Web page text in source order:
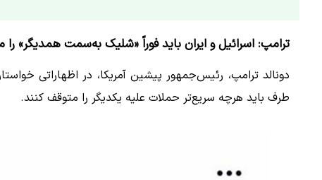
ترامپ: اسرائیل و ایران باید فوراً «شلیک به‌سمت همدیگر» را
دونالد ترامپ، رئیس‌جمهور پیشین آمریکا، در اظهاراتی
طرف باید هرچه سریع‌تر حملات علیه یکدیگر را متوقف کنند.